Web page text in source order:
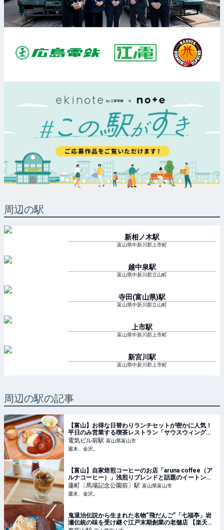
周辺の駅
新相ノ木駅
富山県中新川郡上市町
越中泉駅
富山県中新川郡立山町
寺田(富山県)駅
富山県中新川郡立山町
上市駅
富山県中新川郡上市町
新宮川 駅
富山県中新川郡上市町
周辺の駅の記事
【富山】お得な日替わりランチセットが密かに人気！
平日のみ営業する喫茶レストラン「サウスウィング」
【富山電気ビルディング】 - 週末、金沢。
電気ビル前駅 富山県富山市
週末、金沢。
【富山】自家焙煎コーヒーのお店「aruna coffee（ア
ルナコーヒー）」浅煎りブレンドと話題のイートンメ
スでカフェタイム【NEW OPEN】 - 週末、金沢。
蓮町〔馬場記念公園前〕駅 富山県富山市
週末、金沢。
鬼退治伝説から生まれた名物“飛だんご”「七福亭」岩
瀬伝統の味を受け継ぐ江戸末期創業の老舗店 【楽天ト